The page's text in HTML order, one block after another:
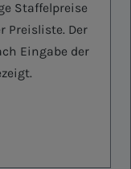
Staffelpreise
Preisliste. Der
Eingabe der